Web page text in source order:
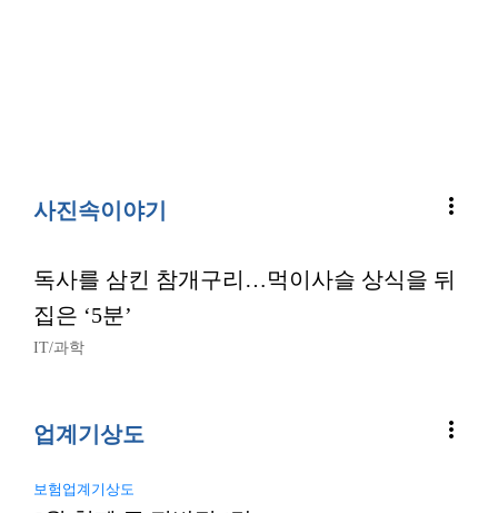
사진속이야기 more_vert
독사를 삼킨 참개구리…먹이사슬 상식을 뒤
집은 ‘5분’
IT/과학
업계기상도 more_vert
보험업계기상도